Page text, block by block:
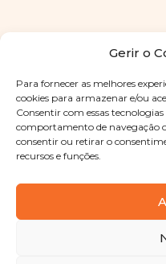
Gerir o
Para fornecer as melhores
cookies para armazenar e/ou
Consentir com essas
comportamento de navegação
consentir ou retirar o
recursos e funções.
Copyright © 2025
reservadosPolítica de
Designed byShift Your